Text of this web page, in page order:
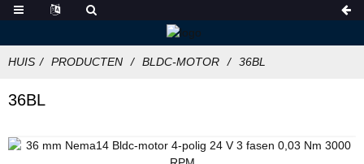
HUIS PRODUCTEN BLDC-MOTOR 36BL
36BL